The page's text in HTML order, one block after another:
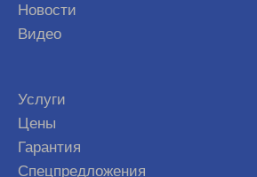
Новости
Видео
Услуги
Цены
Гарантия
Спецпредложения